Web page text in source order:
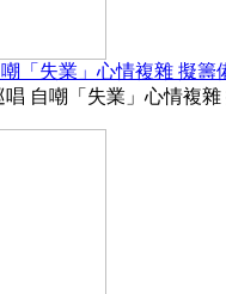
「失業」心情複雜 擬籌
自嘲「失業」心情複